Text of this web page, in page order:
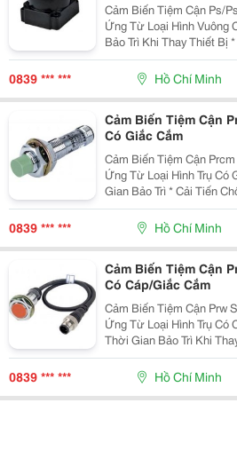
Cảm Biến Tiệm Cận Ps/
Ứng Từ Loại Hình Vuông Có Cáp * Rút
Bảo Trì Khi Thay Thiết Bị
Được Thiết Kế Riêng Biệt
Bảo Vệ Nối Ngược Cực
0839 *** *** Hồ Chí Minh
Cảm Biến Tiệm Cận
Có Giắc Cắm
Cảm Biến Tiệm Cận
Ứng Từ Loại Hình Trụ Có Giắc Cắm *
Gian Bảo Trì * Cải Tiến
Kế Riêng Biệt (Loại Dc 3-
Ngược Cực Nguồn (Loại
0839 *** *** Hồ Chí Minh
Cảm Biến Tiệm Cận
Có Cáp/Giắc Cắm
Cảm Biến Tiệm Cận Prw
Ứng Từ Loại Hình Trụ Có Cáp/
Thời Gian Bảo Trì Khi
Nhiễu Bởi Ic Được Thiết
Có Mạch Bảo Vệ Nối
0839 *** *** Hồ Chí Minh